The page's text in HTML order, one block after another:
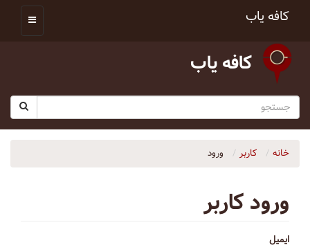
کافه یاب
کافه یاب
خانه کاربر ورود
ورود کاربر
ایمیل